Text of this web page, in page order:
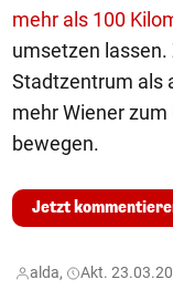
mehr als 100
umsetzen lassen.
Stadtzentrum als
mehr Wiener
bewegen.
Jetzt
alda, Akt.